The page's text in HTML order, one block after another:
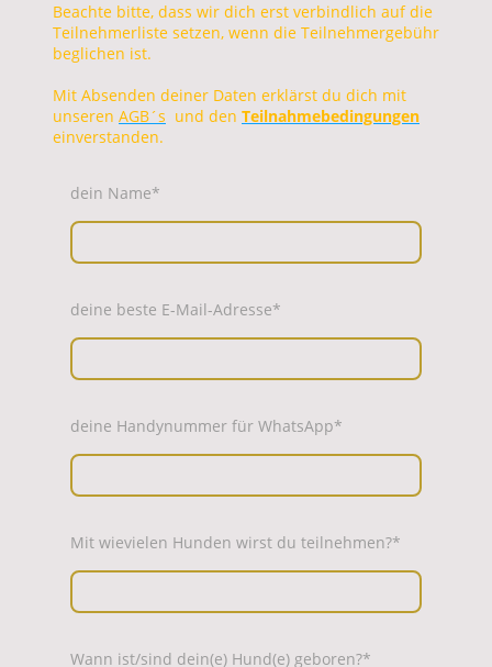
Beachte bitte, dass wir dich erst verbindlich auf die
Teilnehmerliste setzen, wenn die Teilnehmergebühr
beglichen ist.
Mit Absenden deiner Daten erklärst du dich mit
unseren AGB´s und den Teilnahmebedingungen
einverstanden.
dein Name*
deine beste E-Mail-Adresse*
deine Handynummer für WhatsApp*
Mit wievielen Hunden wirst du teilnehmen?*
Wann ist/sind dein(e) Hund(e) geboren?*